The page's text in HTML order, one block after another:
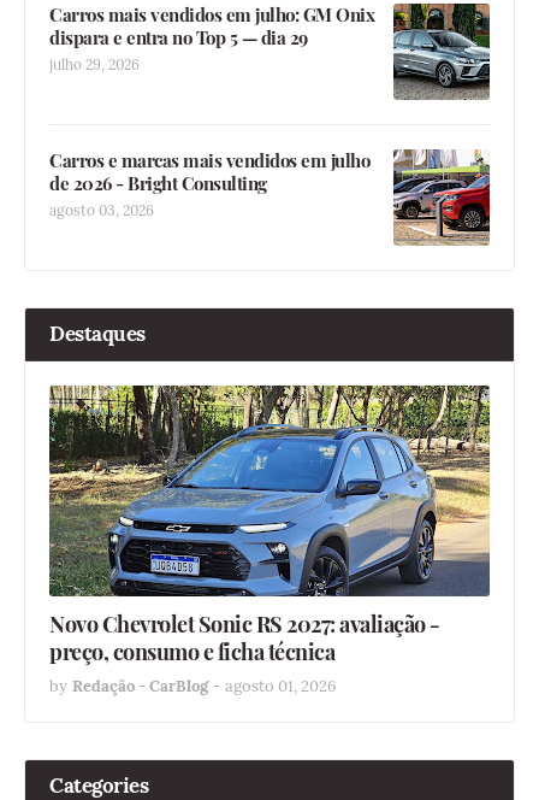
Carros mais vendidos em julho: GM Onix
dispara e entra no Top 5 — dia 29
julho 29, 2026
Carros e marcas mais vendidos em julho
de 2026 - Bright Consulting
agosto 03, 2026
Destaques
Novo Chevrolet Sonic RS 2027: avaliação -
preço, consumo e ficha técnica
by Redação - CarBlog - agosto 01, 2026
Categories